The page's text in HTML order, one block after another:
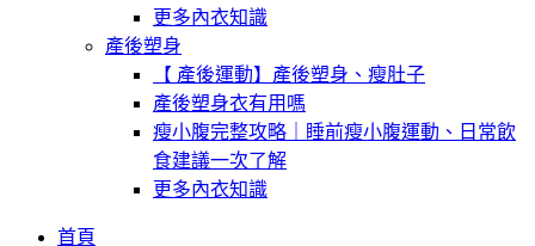
更多內衣知識
產後塑身
【 產後運動】產後塑身、瘦肚子
產後塑身衣有用嗎
瘦小腹完整攻略｜睡前瘦小腹運動、日常飲
食建議一次了解
更多內衣知識
首頁